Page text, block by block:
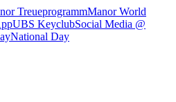
TreueprogrammManor World
UBS KeyclubSocial Media @
National Day